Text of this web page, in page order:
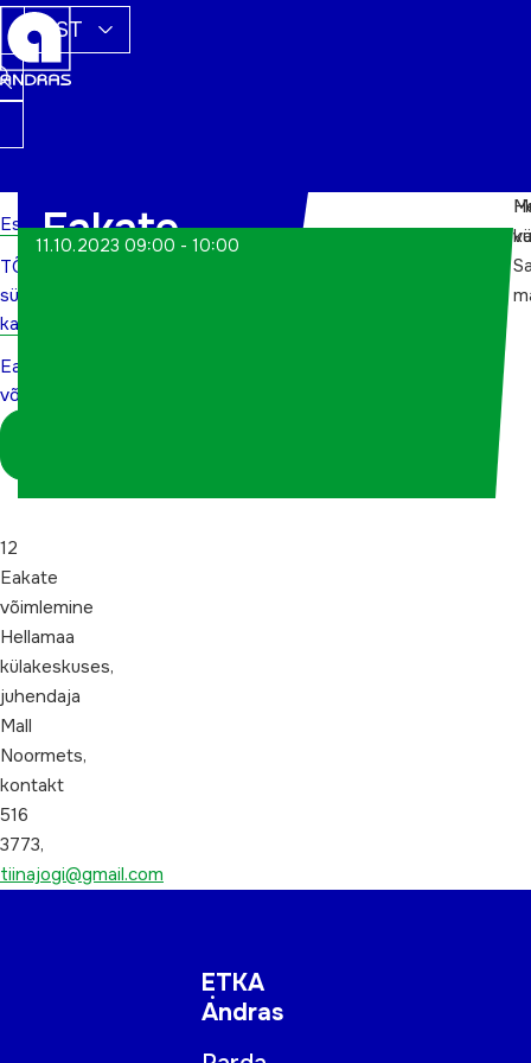
EST
Esileht
TÕN
sündmuste
kalender
Eakate
võimlemine
Eakate
11.10.2023 09:00 - 10:00
12
Eakate
võimlemine
Hellamaa
külakeskuses,
juhendaja
Mall
Noormets,
kontakt
516
3773,
tiinajogi@gmail.com
ETKA
Andras